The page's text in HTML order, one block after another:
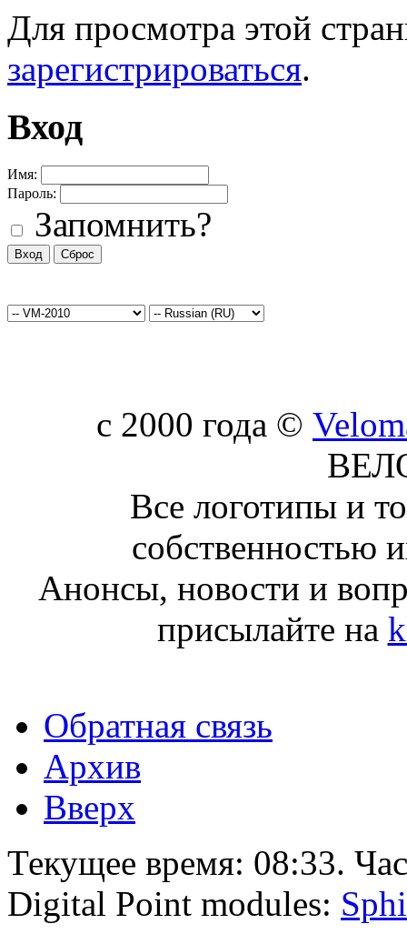
Для просмотра этой
зарегистрироваться.
Вход
Имя:
Пароль:
Запомнить?
c 2000 года ©
Все логотипы и
собственностью
Анонсы, новости и
присылайте на
Обратная связь
Архив
Вверх
Текущее время: 08:33.
Digital Point modules: